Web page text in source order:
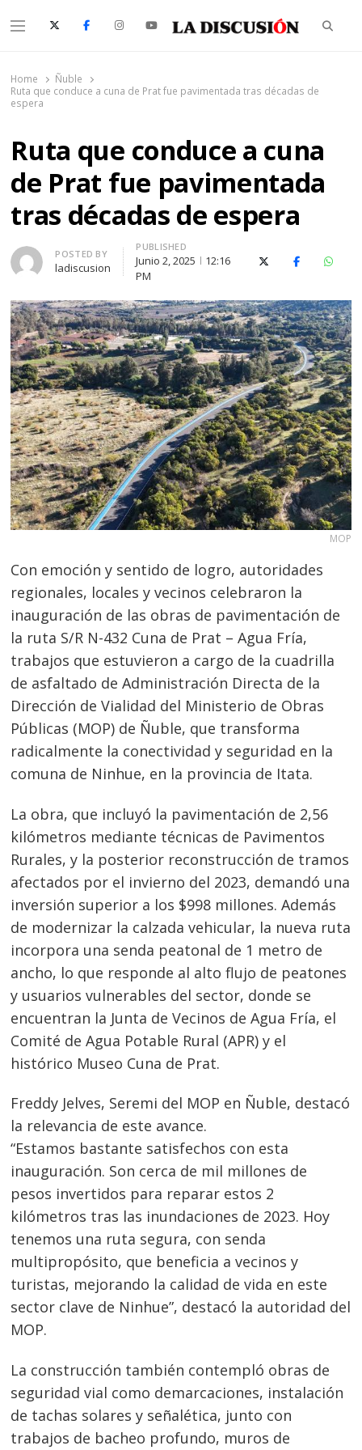
Menu
Home
Ñuble
Ruta que conduce a cuna de Prat fue pavimentada tras décadas de
espera
Ruta que conduce a cuna
de Prat fue pavimentada
tras décadas de espera
Author
POSTED BY
ladiscusion
PUBLISHED
Junio 2, 2025
12:16
PM
X (Twitter)Facebook
MOP
Con emoción y sentido de logro, autoridades
regionales, locales y vecinos celebraron la
inauguración de las obras de pavimentación de
la ruta S/R N-432 Cuna de Prat – Agua Fría,
trabajos que estuvieron a cargo de la cuadrilla
de asfaltado de Administración Directa de la
Dirección de Vialidad del Ministerio de Obras
Públicas (MOP) de Ñuble, que transforma
radicalmente la conectividad y seguridad en la
comuna de Ninhue, en la provincia de Itata.
La obra, que incluyó la pavimentación de 2,56
kilómetros mediante técnicas de Pavimentos
Rurales, y la posterior reconstrucción de tramos
afectados por el invierno del 2023, demandó una
inversión superior a los $998 millones. Además
de modernizar la calzada vehicular, la nueva ruta
incorpora una senda peatonal de 1 metro de
ancho, lo que responde al alto flujo de peatones
y usuarios vulnerables del sector, donde se
encuentran la Junta de Vecinos de Agua Fría, el
Comité de Agua Potable Rural (APR) y el
histórico Museo Cuna de Prat.
Freddy Jelves, Seremi del MOP en Ñuble, destacó
la relevancia de este avance.
“Estamos bastante satisfechos con esta
inauguración. Son cerca de mil millones de
pesos invertidos para reparar estos 2
kilómetros tras las inundaciones de 2023. Hoy
tenemos una ruta segura, con senda
multipropósito, que beneficia a vecinos y
turistas, mejorando la calidad de vida en este
sector clave de Ninhue”, destacó la autoridad del
MOP.
La construcción también contempló obras de
seguridad vial como demarcaciones, instalación
de tachas solares y señalética, junto con
trabajos de bacheo profundo, muros de